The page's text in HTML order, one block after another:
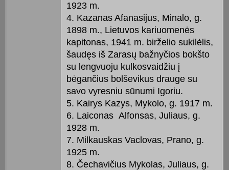
1923 m.
4. Kazanas Afanasijus, Minalo, g.
1898 m., Lietuvos kariuomenės
kapitonas, 1941 m. birželio sukilėlis,
šaudęs iš Zarasų bažnyčios bokšto
su lengvuoju kulkosvaidžiu į
bėgančius bolševikus drauge su
savo vyresniu sūnumi Igoriu.
5. Kairys Kazys, Mykolo, g. 1917 m.
6. Laiconas Alfonsas, Juliaus, g.
1928 m.
7. Milkauskas Vaclovas, Prano, g.
1925 m.
8. Čechavičius Mykolas, Juliaus, g.